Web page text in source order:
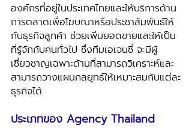
องค์กรที่อยู่ในประเทศไทยและให้บริการด้าน
การตลาดเพื่อโฆษณาหรือประชาสัมพันธ์ให้
กับธุรกิจลูกค้า ช่วยเพิ่มยอดขายและให้เป็น
ที่รู้จักกับคนทั่วไป ซึ่งทีมเอเจนซี่ จะมีผู้
เชี่ยวชาญเฉพาะด้านที่สามารถวิเคราะห์และ
สามารถวางแผนกลยุทธ์ให้เหมาะสมกับแต่ละ
ธุรกิจได้
ประเภทของ Agency Thailand